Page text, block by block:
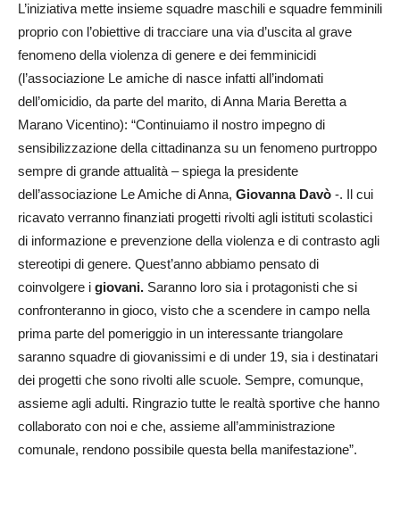
L’iniziativa mette insieme squadre maschili e squadre femminili
proprio con l’obiettive di tracciare una via d’uscita al grave
fenomeno della violenza di genere e dei femminicidi
(l’associazione Le amiche di nasce infatti all’indomati
dell’omicidio, da parte del marito, di Anna Maria Beretta a
Marano Vicentino): “Continuiamo il nostro impegno di
sensibilizzazione della cittadinanza su un fenomeno purtroppo
sempre di grande attualità – spiega la presidente
dell’associazione Le Amiche di Anna, Giovanna Davò -. Il cui
ricavato verranno finanziati progetti rivolti agli istituti scolastici
di informazione e prevenzione della violenza e di contrasto agli
stereotipi di genere. Quest’anno abbiamo pensato di
coinvolgere i giovani. Saranno loro sia i protagonisti che si
confronteranno in gioco, visto che a scendere in campo nella
prima parte del pomeriggio in un interessante triangolare
saranno squadre di giovanissimi e di under 19, sia i destinatari
dei progetti che sono rivolti alle scuole. Sempre, comunque,
assieme agli adulti. Ringrazio tutte le realtà sportive che hanno
collaborato con noi e che, assieme all’amministrazione
comunale, rendono possibile questa bella manifestazione”.